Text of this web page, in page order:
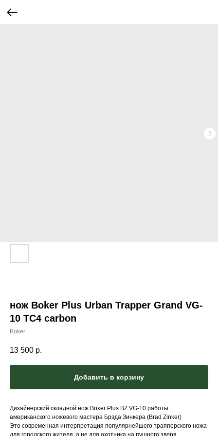
нож Boker Plus Urban Trapper Grand VG-
10 TC4 carbon
Boker
13 500 р.
Добавить в корзину
Дизайнерский складной нож Boker Plus BZ VG-10 работы
американского ножевого мастера Брэда Зинкера (Brad Zinker)
Это современная интерпретация популярнейшего трапперского ножа